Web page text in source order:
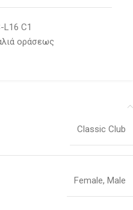
L16 C1
οράσεως
Classic Club
Female, Male